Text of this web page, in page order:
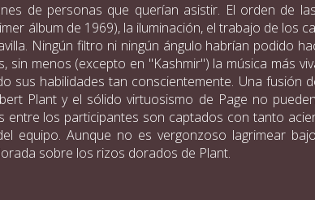
de personas que querían asistir. El orden de
álbum de 1969), la iluminación, el trabajo de los
Ningún filtro ni ningún ángulo habrían podido
menos (excepto en "Kashmir") la música más
sus habilidades tan conscientemente. Una fusión
Plant y el sólido virtuosismo de Page no
los participantes son captados con tanto
equipo. Aunque no es vergonzoso lagrimear
sobre los rizos dorados de Plant.